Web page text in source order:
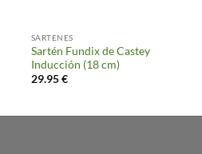
SARTENES
Sartén Fundix de Castey
Inducción (18 cm)
29.95€